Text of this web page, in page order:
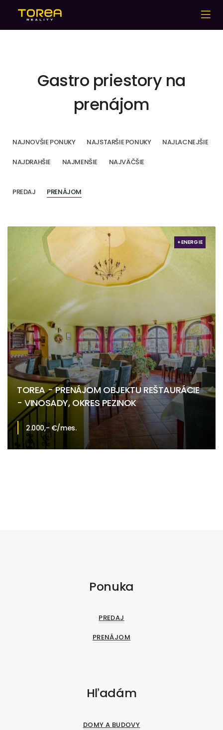
Gastro priestory na
prenájom
NAJNOVŠIE PONUKY NAJSTARŠIE PONUKY NAJLACNEJŠIE
NAJDRAHŠIE NAJMENŠIE NAJVÄČŠIE
PREDAJ PRENÁJOM
+ENERGIE
TOREA - PRENÁJOM OBJEKTU REŠTAURÁCIE
- VINOSADY, OKRES PEZINOK
2.000,- €/mes.
Ponuka
PREDAJ
PRENÁJOM
Hľadám
DOMY A BUDOVY